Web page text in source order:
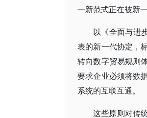
一新范式正在被新
以《全面与进
表的新一代协定，
转向数字贸易规则
要求企业必须将数
系统的互联互通。
这些原则对传